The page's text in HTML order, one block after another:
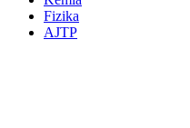
Fizika
AJTP